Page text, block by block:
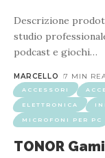
Descrizione
studio
podcast e giochi…
MARCELLO 7 MIN
ACCESSORI
ELETTRONICA
MICROFONI PER PC
TONOR